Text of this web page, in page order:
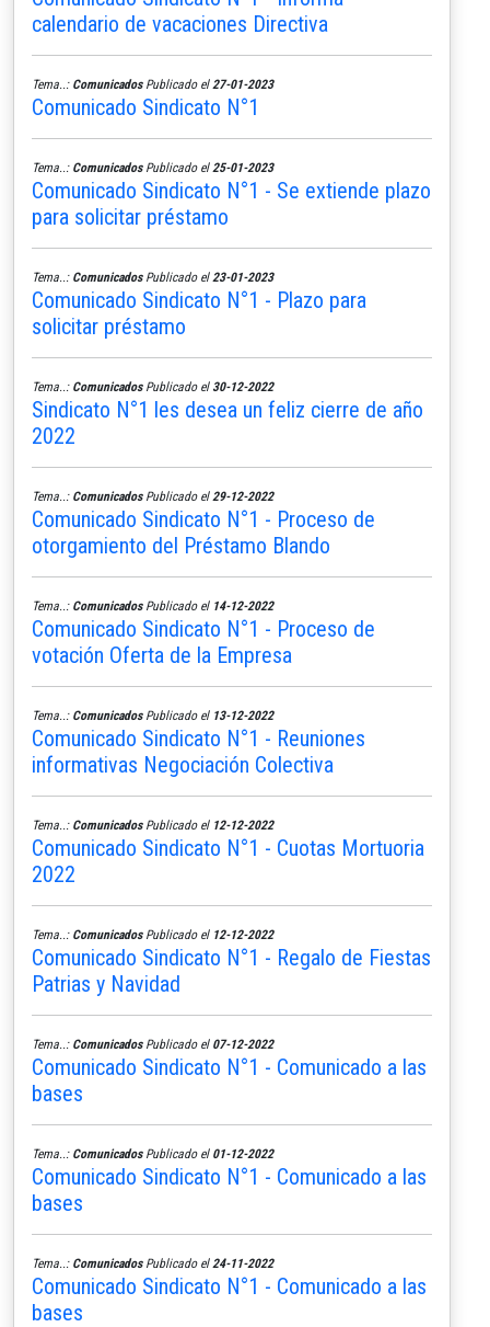
calendario de vacaciones Directiva
Tema..: ComunicadosPublicado el 27-01-2023
Comunicado Sindicato N°1
Tema..: ComunicadosPublicado el 25-01-2023
Comunicado Sindicato N°1 - Se extiende plazo
para solicitar préstamo
Tema..: ComunicadosPublicado el 23-01-2023
Comunicado Sindicato N°1 - Plazo para
solicitar préstamo
Tema..: ComunicadosPublicado el 30-12-2022
Sindicato N°1 les desea un feliz cierre de año
2022
Tema..: ComunicadosPublicado el 29-12-2022
Comunicado Sindicato N°1 - Proceso de
otorgamiento del Préstamo Blando
Tema..: ComunicadosPublicado el 14-12-2022
Comunicado Sindicato N°1 - Proceso de
votación Oferta de la Empresa
Tema..: ComunicadosPublicado el 13-12-2022
Comunicado Sindicato N°1 - Reuniones
informativas Negociación Colectiva
Tema..: ComunicadosPublicado el 12-12-2022
Comunicado Sindicato N°1 - Cuotas Mortuoria
2022
Tema..: ComunicadosPublicado el 12-12-2022
Comunicado Sindicato N°1 - Regalo de Fiestas
Patrias y Navidad
Tema..: ComunicadosPublicado el 07-12-2022
Comunicado Sindicato N°1 - Comunicado a las
bases
Tema..: ComunicadosPublicado el 01-12-2022
Comunicado Sindicato N°1 - Comunicado a las
bases
Tema..: ComunicadosPublicado el 24-11-2022
Comunicado Sindicato N°1 - Comunicado a las
bases